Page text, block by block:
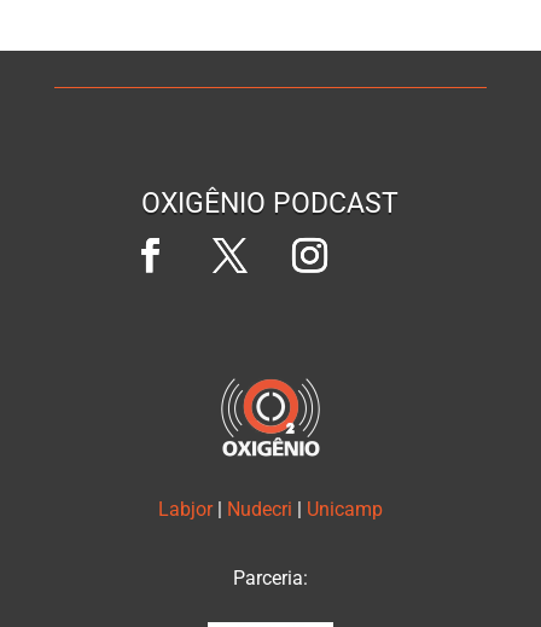
OXIGÊNIO PODCAST
Labjor Nudecri Unicamp
Parceria: